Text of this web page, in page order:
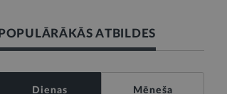
POPULĀRĀKĀS ATBILDES
Dienas Mēneša